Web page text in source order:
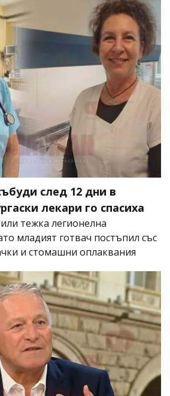
след 12 дни в
лекари го спасиха
тежка легионелна
младият готвач постъпил със
и стомашни оплаквания